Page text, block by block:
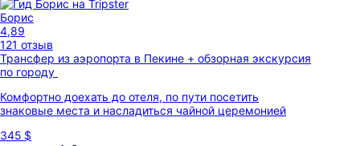
Борис
4,89
121 отзыв
Трансфер из аэропорта в Пекине + обзорная экскурсия
по городу
Комфортно доехать до отеля, по пути посетить
знаковые места и насладиться чайной церемонией
345 $